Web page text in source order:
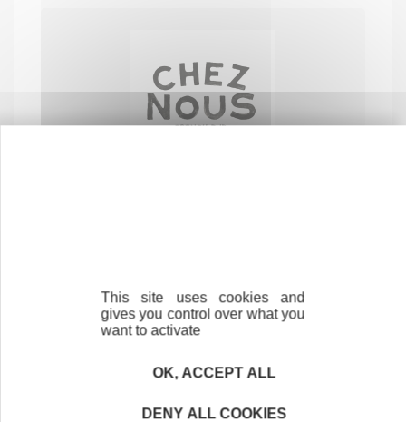
This site uses cookies and
gives you control over what you
want to activate
OK, ACCEPT ALL
DENY ALL COOKIES